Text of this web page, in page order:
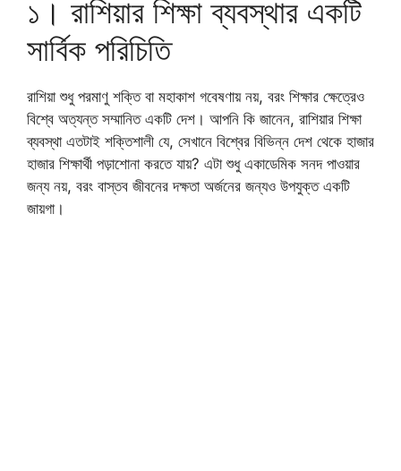
১। রাশিয়ার শিক্ষা ব্যবস্থার একটি
সার্বিক পরিচিতি
রাশিয়া শুধু পরমাণু শক্তি বা মহাকাশ গবেষণায় নয়, বরং শিক্ষার ক্ষেত্রেও
বিশ্বে অত্যন্ত সম্মানিত একটি দেশ। আপনি কি জানেন, রাশিয়ার শিক্ষা
ব্যবস্থা এতটাই শক্তিশালী যে, সেখানে বিশ্বের বিভিন্ন দেশ থেকে হাজার
হাজার শিক্ষার্থী পড়াশোনা করতে যায়? এটা শুধু একাডেমিক সনদ পাওয়ার
জন্য নয়, বরং বাস্তব জীবনের দক্ষতা অর্জনের জন্যও উপযুক্ত একটি
জায়গা।